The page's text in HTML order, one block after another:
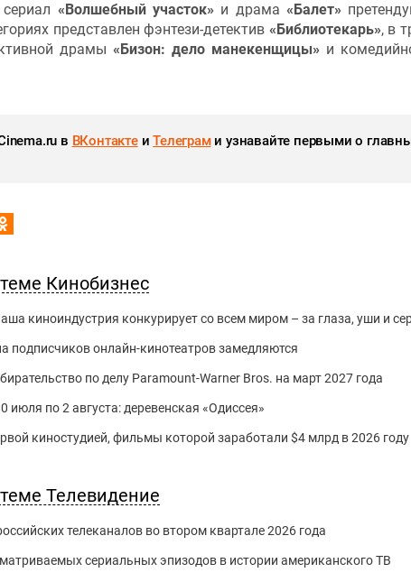
«Волшебный участок» и драма «Балет»
представлен фэнтези-детектив «Библиотекарь», в
драмы «Бизон: дело манекенщицы» и
в ВКонтактеиТелеграми узнавайте первыми о
Кинобизнес
киноиндустрия конкурирует со всем миром – за глаза, уши и
подписчиков онлайн-кинотеатров замедляются
по делу Paramount-Warner Bros. на март 2027 года
июля по 2 августа: деревенская «Одиссея»
киностудией, фильмы которой заработали $4 млрд в 2026 году
Телевидение
телеканалов во втором квартале 2026 года
сериальных эпизодов в истории американского ТВ